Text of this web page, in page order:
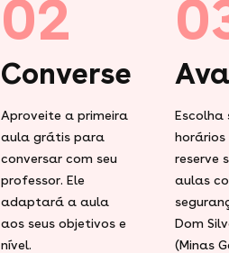
02
Converse
Aproveite a primeira
aula grátis para
conversar com seu
professor. Ele
adaptará a aula
aos seus objetivos e
nível.
Escolha
horários
reserve
aulas
Dom
(Minas